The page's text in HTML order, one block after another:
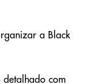
a Black
detalhado com